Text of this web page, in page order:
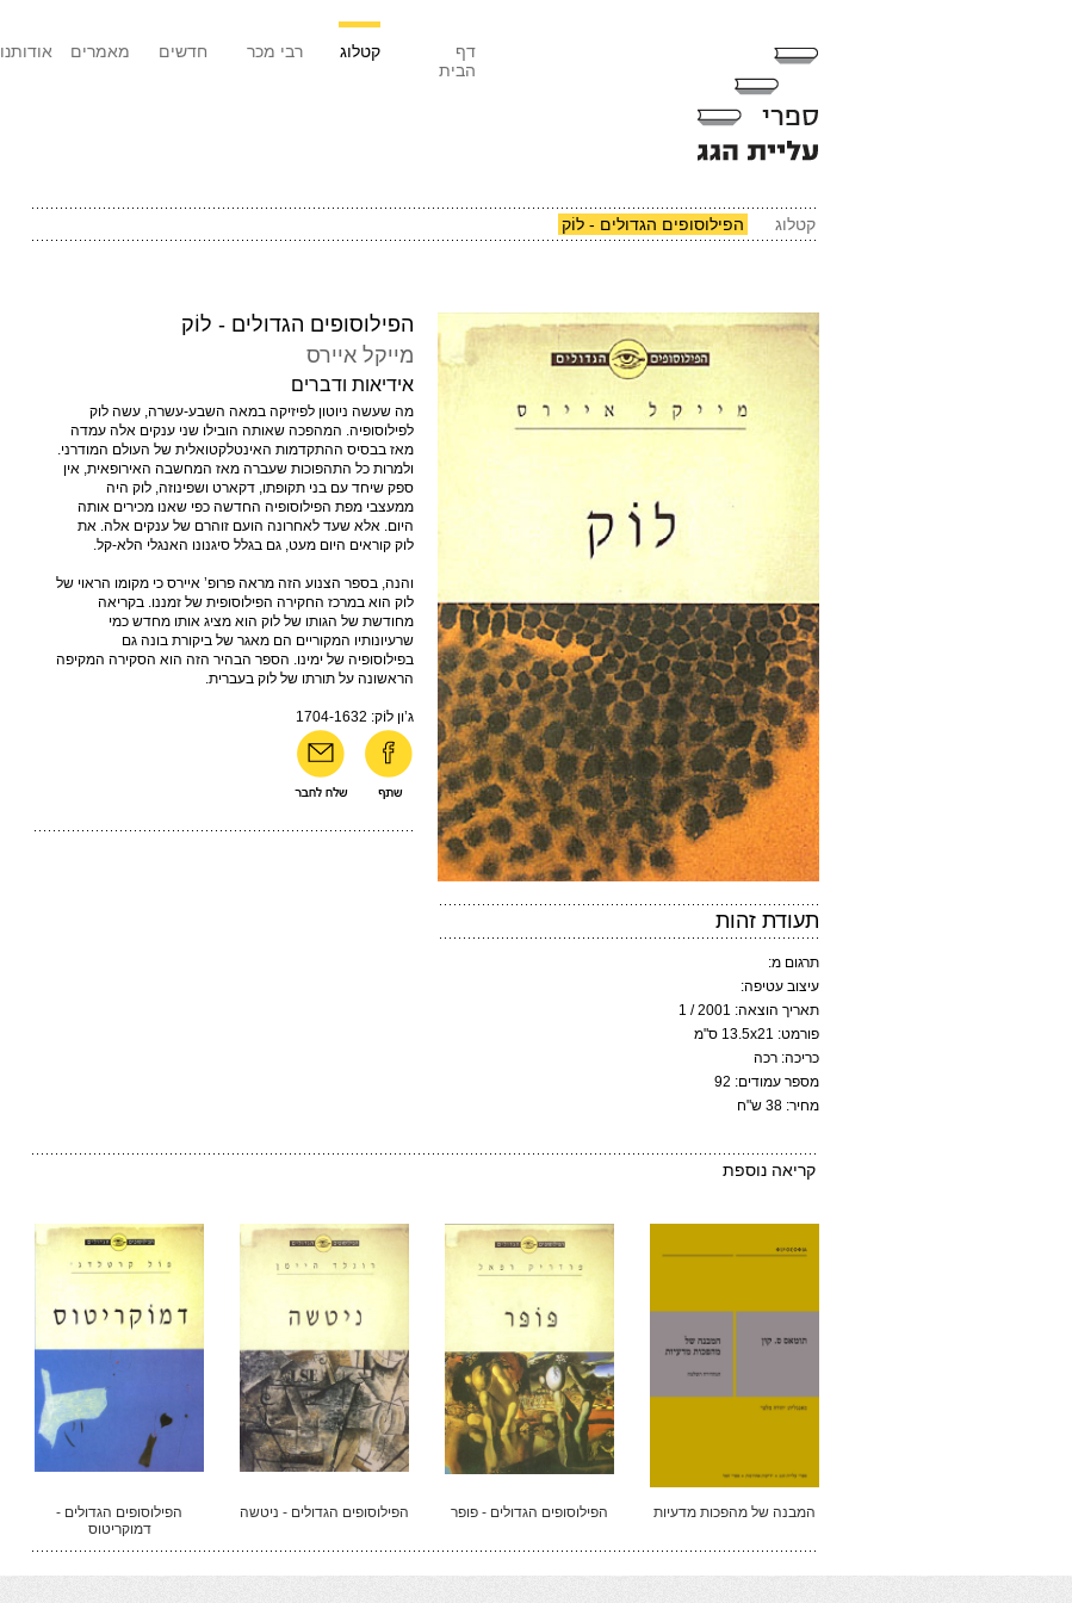
אודותנו מאמרים חדשים רבי מכר קטלוג
דף
הבית
קטלוג הפילוסופים הגדולים - לוֹק
תעודת זהות
תרגום מ:
עיצוב עטיפה:
תאריך הוצאה: 2001 / 1
פורמט: 13.5x21 ס"מ
כריכה: רכה
מספר עמודים: 92
מחיר: 38 ש"ח
הפילוסופים הגדולים - לוֹק
מייקל איירס
אידיאות ודברים
מה שעשה ניוטון לפיזיקה במאה השבע-עשרה, עשה לוק
לפילוסופיה. המהפכה שאותה הובילו שני ענקים אלה עמדה
מאז בבסיס ההתקדמות האינטלקטואלית של העולם המודרני.
ולמרות כל התהפוכות שעברה מאז המחשבה האירופאית, אין
ספק שיחד עם בני תקופתו, דקארט ושפינוזה, לוק היה
ממעצבי מפת הפילוסופיה החדשה כפי שאנו מכירים אותה
היום. אלא שעד לאחרונה הועם זוהרם של ענקים אלה. את
לוק קוראים היום מעט, גם בגלל סיגנונו האנגלי הלא-קל.
והנה, בספר הצנוע הזה מראה פרופ’ איירס כי מקומו הראוי של
לוק הוא במרכז החקירה הפילוסופית של זמננו. בקריאה
מחודשת של הגותו של לוק הוא מציג אותו מחדש כמי
שרעיונותיו המקוריים הם מאגר של ביקורת בונה גם
בפילוסופיה של ימינו. הספר הבהיר הזה הוא הסקירה המקיפה
הראשונה על תורתו של לוק בעברית.
ג’ון לוֹק: 1704-1632
קריאה נוספת
המבנה של מהפכות מדעיות הפילוסופים הגדולים - פופר הפילוסופים הגדולים - ניטשה
הפילוסופים הגדולים -
דמוקריטוס